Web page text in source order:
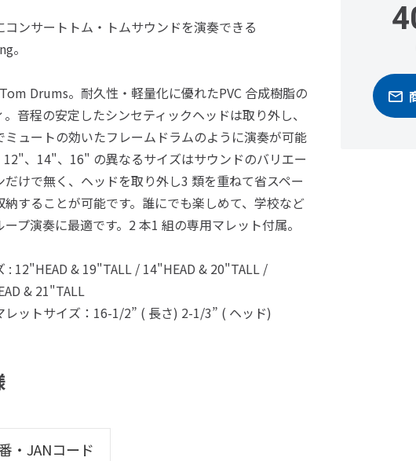
コンサートトム・トムサウンドを演奏できる
。
Drums。耐久性・軽量化に優れたPVC 合成樹脂の
。音程の安定したシンセティックヘッドは取り外し、
ミュートの効いたフレームドラムのように演奏が可能
12"、14"、16" の異なるサイズはサウンドのバリエー
だけで無く、ヘッドを取り外し3 類を重ねて省スペー
納することが可能です。誰にでも楽しめて、学校など
ープ演奏に最適です。2 本1 組の専用マレット付属。
: 12"HEAD & 19"TALL / 14"HEAD & 20"TALL /
& 21"TALL
レットサイズ：16-1/2” ( 長さ) 2-1/3” ( ヘッド)
・JANコード